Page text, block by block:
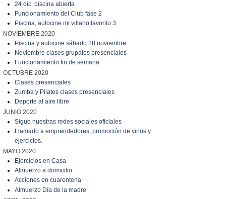
24 dic. piscina abierta
Funcionamiento del Club fase 2
Piscina, autocine mi villano favorito 3
NOVIEMBRE 2020
Piscina y autocine sábado 28 noviembre
Noviembre clases grupales presenciales
Funcionamiento fin de semana
OCTUBRE 2020
Clases presenciales
Zumba y Pilates clases presenciales
Deporte al aire libre
JUNIO 2020
Sigue nuestras redes sociales oficiales
Llamado a emprendedores, promoción de vinos y
ejercicios.
MAYO 2020
Ejercicios en Casa
Almuerzo a domicilio
Acciones en cuarentena
Almuerzo Día de la madre